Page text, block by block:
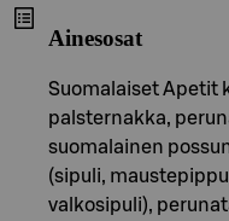
Ainesosat
Suomalaiset Apetit
palsternakka,
suomalainen
(sipuli,
valkosipuli),